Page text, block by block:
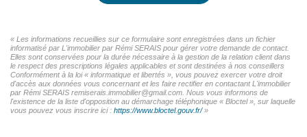
« Les informations recueillies sur ce formulaire sont enregistrées dans un fichier
informatisé par L'immobilier par Rémi SERAIS pour gérer votre demande de contact.
Elles sont conservées pour la durée nécessaire à la gestion de la relation client dans
le respect des prescriptions légales applicables et sont destinées à nos conseillers
Conformément à la loi « informatique et libertés », vous pouvez exercer votre droit
d'accès aux données vous concernant et les faire rectifier en contactant L'immobilier
par Rémi SERAIS remiserais.immobilier@gmail.com. Nous vous informons de
l'existence de la liste d'opposition au démarchage téléphonique « Bloctel », sur laquelle
vous pouvez vous inscrire ici : https://www.bloctel.gouv.fr/»